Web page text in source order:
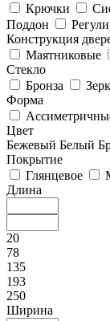
Крючки
Поддон
Конструкция
Маятниковые
Стекло
Бронза
Форма
Цвет
Бежевый Белый
Покрытие
Глянцевое
Длина
20
78
135
193
250
Ширина